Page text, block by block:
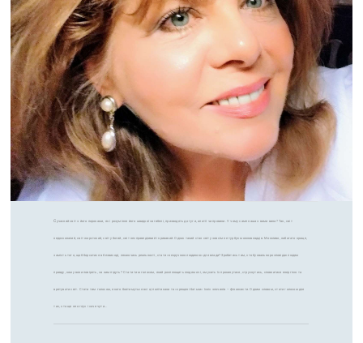
С учасний світ з його пороками, як і розуміння його швидкої загибелі, призводять до туги, апатії чи провини. У чому саме наша з вами вина? Так, світ
недосконалий, світ жорстокий, світ убогий, світ несправедливий і кривавий. Однак такий стан світу зовсім не турбує можновладців. Можливо, набагато краще,
замість того, щоб борсатися в безвиході, лякаючись реальності, стати «незручною людиною» для влади? Зробитись тим, хто буквально розповідає людям
правду, кому вони повірять, за ким підуть? Стати тим голосом, який розплющить людям очі, змусить їх прокинутися, струснутись, сповнитися енергією та
врятувати світ. Стати тим голосом, якого боятимуться всі ці політикани та «хрещені батьки» їхніх злочинів – фінансисти. Одним словом, стати голосом для
тих, хто ще не оглух і хоче чути…